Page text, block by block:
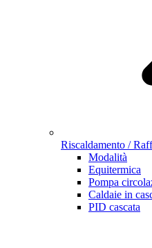
Riscaldamento /
Modalità
Equitermica
Pompa
Caldaie in
PID cascata